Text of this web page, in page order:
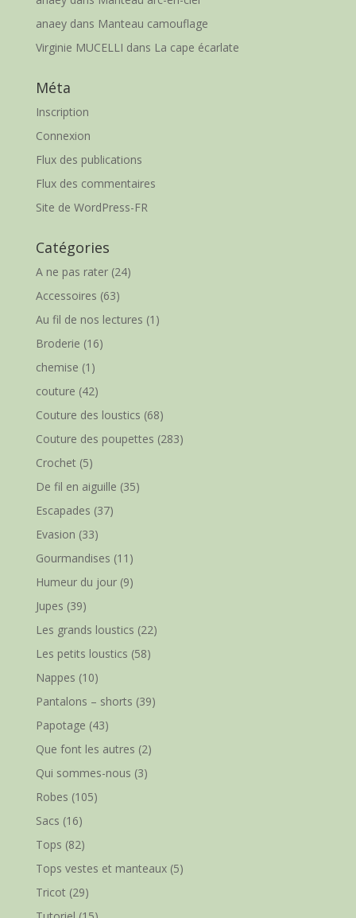
anaeydans Manteau camouflage
Virginie MUCELLI dans La cape écarlate
Méta
Inscription
Connexion
Flux des publications
Flux des commentaires
Site de WordPress-FR
Catégories
A ne pas rater(24)
Accessoires (63)
Au fil de nos lectures (1)
Broderie (16)
chemise (1)
couture (42)
Couture des loustics (68)
Couture des poupettes (283)
Crochet(5)
De fil en aiguille (35)
Escapades (37)
Evasion (33)
Gourmandises (11)
Humeur du jour(9)
Jupes (39)
Les grands loustics (22)
Les petits loustics (58)
Nappes (10)
Pantalons – shorts (39)
Papotage (43)
Que font les autres (2)
Qui sommes-nous (3)
Robes (105)
Sacs (16)
Tops (82)
Tops vestes et manteaux(5)
Tricot(29)